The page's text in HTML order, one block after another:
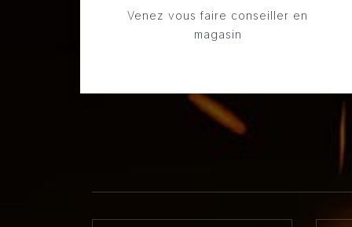
Venez vous faire conseiller en
magasin